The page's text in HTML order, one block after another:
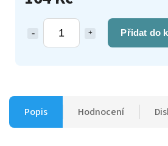
Přidat do
Popis Hodnocení